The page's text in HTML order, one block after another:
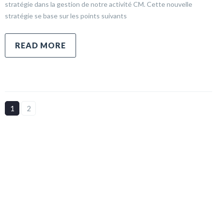
stratégie dans la gestion de notre activité CM. Cette nouvelle
stratégie se base sur les points suivants
READ MORE
1 2